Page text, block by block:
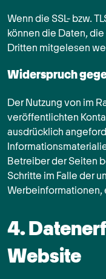
Wenn die SSL- bzw.
können die Daten,
Dritten mitgelesen
Widerspruch
Der Nutzung von im
veröffentlichten
ausdrücklich
Betreiber der Seiten
Schritte im Falle der
Werbeinformationen,
4.
Website